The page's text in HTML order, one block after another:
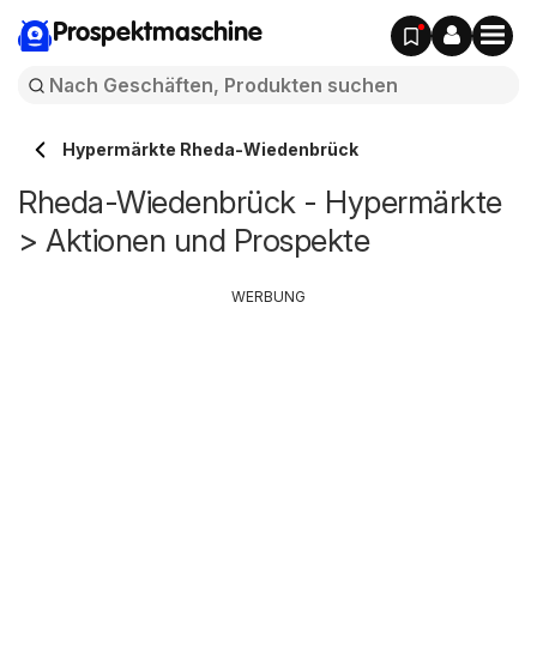
Prospektmaschine
Hypermärkte Rheda-Wiedenbrück
Rheda-Wiedenbrück - Hypermärkte
> Aktionen und Prospekte
WERBUNG